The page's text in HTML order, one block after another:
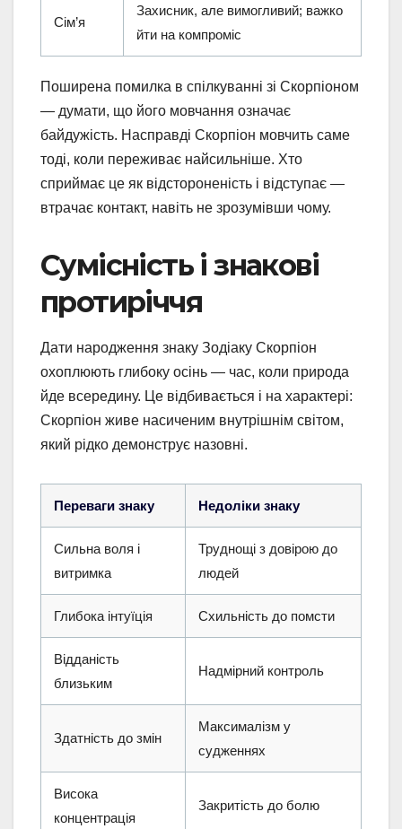
Сім’я
Захисник, але вимогливий; важко
йти на компроміс
Поширена помилка в спілкуванні зі Скорпіоном
— думати, що його мовчання означає
байдужість. Насправді Скорпіон мовчить саме
тоді, коли переживає найсильніше. Хто
сприймає це як відстороненість і відступає —
втрачає контакт, навіть не зрозумівши чому.
Сумісність і знакові
протиріччя
Дати народження знаку Зодіаку Скорпіон
охоплюють глибоку осінь — час, коли природа
йде всередину. Це відбивається і на характері:
Скорпіон живе насиченим внутрішнім світом,
який рідко демонструє назовні.
Переваги знаку Недоліки знаку
Сильна воля і
витримка
Труднощі з довірою до
людей
Глибока інтуїція Схильність до помсти
Відданість
близьким
Надмірний контроль
Здатність до змін
Максималізм у
судженнях
Висока
концентрація
Закритість до болю